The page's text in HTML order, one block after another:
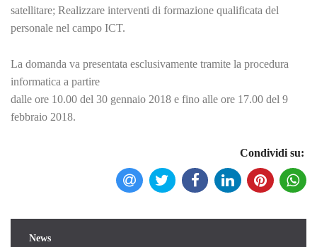
satellitare; Realizzare interventi di formazione qualificata del
personale nel campo ICT.
La domanda va presentata esclusivamente tramite la procedura
informatica a partire
dalle ore 10.00 del 30 gennaio 2018 e fino alle ore 17.00 del 9
febbraio 2018.
Condividi su:
News